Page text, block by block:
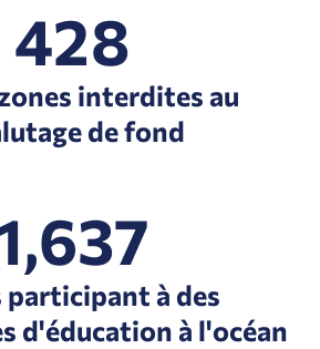
428
interdites au
de fond
participant à des
d'éducation à l'océan